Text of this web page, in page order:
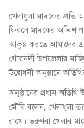
খেলাধুলা মাদকের প্রতি
ফিরলে মাদকের অভিশাপ
আকৃষ্ট করতে আমাদের
গৌরনদী উপজেলার
উদ্বোধনী অনুষ্ঠানে
অনুষ্ঠানের প্রধান
মৌরি বলেন, খেলাধুলা
রাখে। তরুণরা খেলার